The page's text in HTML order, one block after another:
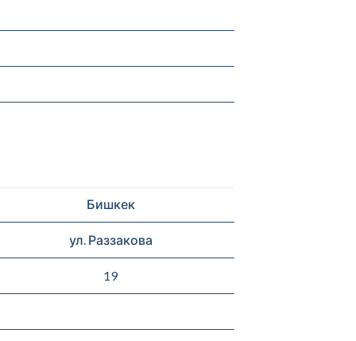
Бишкек
ул. Раззакова
19